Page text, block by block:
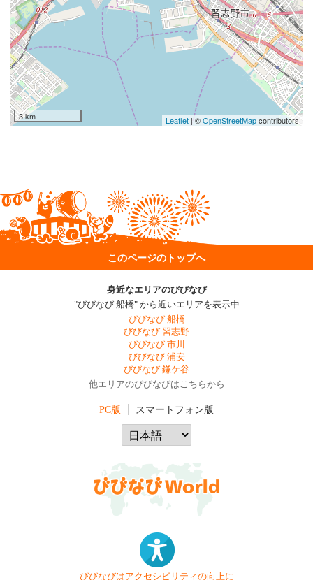
3 km Leaflet| ©OpenStreetMapcontributors
このページのトップへ
身近なエリアのびびなび
"びびなび 船橋" から近いエリアを表示中
びびなび 船橋
びびなび 習志野
びびなび 市川
びびなび 浦安
びびなび 鎌ケ谷
他エリアのびびなびはこちらから
PC版 スマートフォン版
びびなびはアクセシビリティの向上に